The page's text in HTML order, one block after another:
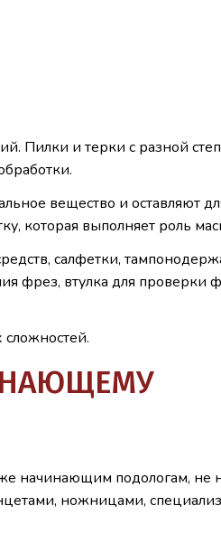
Пилки и терки с разной
вещество и оставляют
которая выполняет роль
салфетки,
фрез, втулка для проверки
начинающим подологам, не
ножницами,